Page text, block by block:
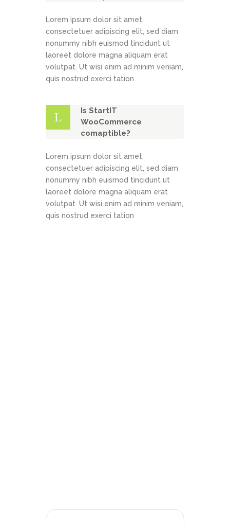
Lorem ipsum dolor sit amet,
consectetuer adipiscing elit, sed diam
nonummy nibh euismod tincidunt ut
laoreet dolore magna aliquam erat
volutpat. Ut wisi enim ad minim veniam,
quis nostrud exerci tation
Is StartIT
WooCommerce
comaptible?
Lorem ipsum dolor sit amet,
consectetuer adipiscing elit, sed diam
nonummy nibh euismod tincidunt ut
laoreet dolore magna aliquam erat
volutpat. Ut wisi enim ad minim veniam,
quis nostrud exerci tation